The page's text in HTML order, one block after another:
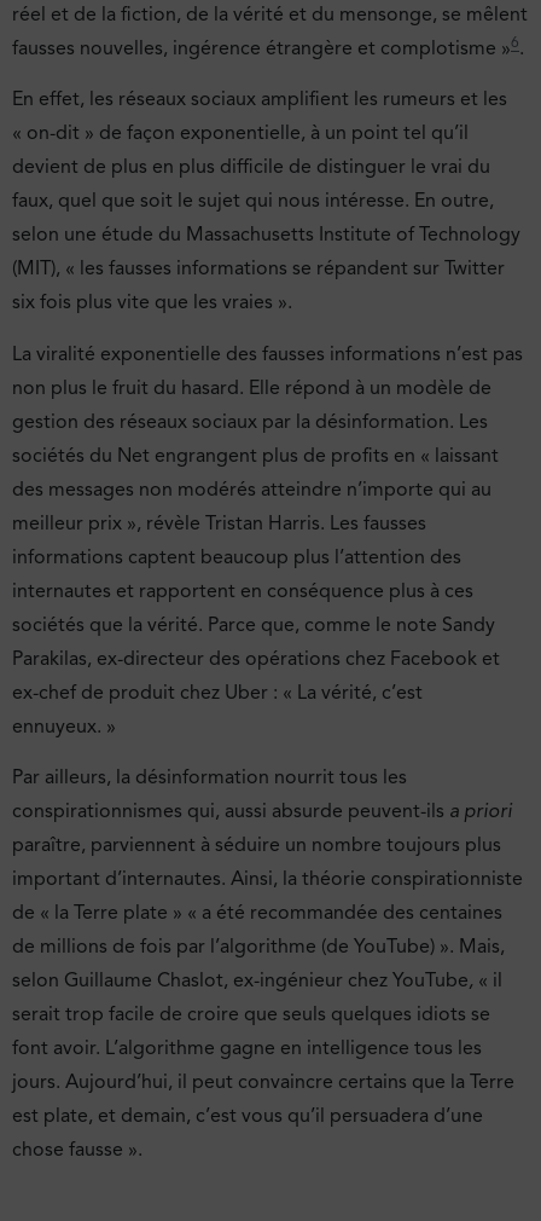
réel et de la fiction, de la vérité et du mensonge, se mêlent
fausses nouvelles, ingérence étrangère et complotisme »6.
En effet, les réseaux sociaux amplifient les rumeurs et les
« on-dit » de façon exponentielle, à un point tel qu’il
devient de plus en plus difficile de distinguer le vrai du
faux, quel que soit le sujet qui nous intéresse. En outre,
selon une étude du Massachusetts Institute of Technology
(MIT), « les fausses informations se répandent sur Twitter
six fois plus vite que les vraies ».
La viralité exponentielle des fausses informations n’est pas
non plus le fruit du hasard. Elle répond à un modèle de
gestion des réseaux sociaux par la désinformation. Les
sociétés du Net engrangent plus de profits en « laissant
des messages non modérés atteindre n’importe qui au
meilleur prix », révèle Tristan Harris. Les fausses
informations captent beaucoup plus l’attention des
internautes et rapportent en conséquence plus à ces
sociétés que la vérité. Parce que, comme le note Sandy
Parakilas, ex-directeur des opérations chez Facebook et
ex-chef de produit chez Uber : « La vérité, c’est
ennuyeux. »
Par ailleurs, la désinformation nourrit tous les
conspirationnismes qui, aussi absurde peuvent-ils a priori
paraître, parviennent à séduire un nombre toujours plus
important d’internautes. Ainsi, la théorie conspirationniste
de « la Terre plate » « a été recommandée des centaines
de millions de fois par l’algorithme (de YouTube) ». Mais,
selon Guillaume Chaslot, ex-ingénieur chez YouTube, « il
serait trop facile de croire que seuls quelques idiots se
font avoir. L’algorithme gagne en intelligence tous les
jours. Aujourd’hui, il peut convaincre certains que la Terre
est plate, et demain, c’est vous qu’il persuadera d’une
chose fausse ».